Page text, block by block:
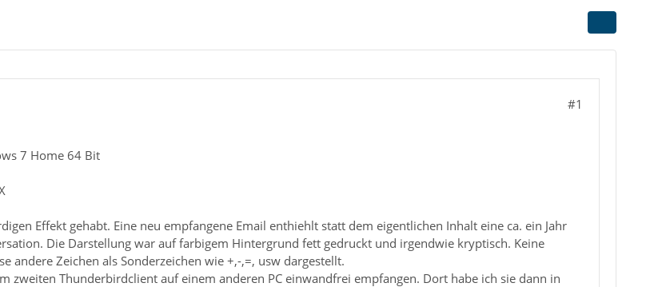
#1
7 Home 64 Bit
Effekt gehabt. Eine neu empfangene Email enthiehlt statt dem eigentlichen Inhalt eine ca. ein Jahr
Die Darstellung war auf farbigem Hintergrund fett gedruckt und irgendwie kryptisch. Keine
andere Zeichen als Sonderzeichen wie +,-,=, usw dargestellt.
zweiten Thunderbirdclient auf einem anderen PC einwandfrei empfangen. Dort habe ich sie dann in